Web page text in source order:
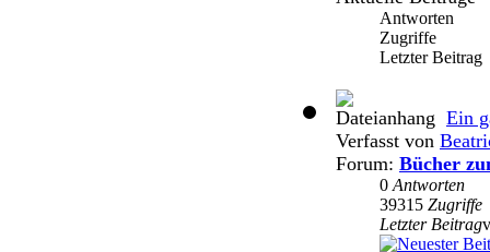
Antworten
Zugriffe
Letzter Beitrag
Ein
Verfasst von
Forum: Bücher
0 Antworten
39315 Zugriffe
Letzter Beitrag